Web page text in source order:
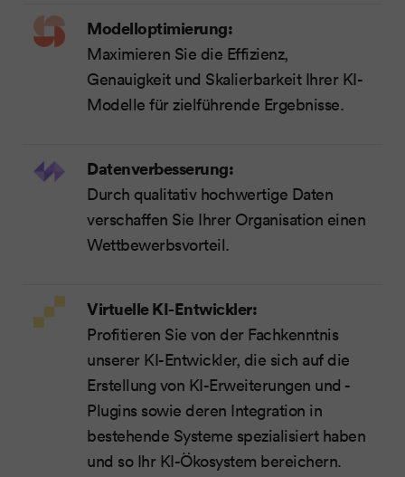
Modelloptimierung:
Maximieren Sie die Effizienz,
Genauigkeit und Skalierbarkeit Ihrer KI-
Modelle für zielführende Ergebnisse.
Datenverbesserung:
Durch qualitativ hochwertige Daten
verschaffen Sie Ihrer Organisation einen
Wettbewerbsvorteil.
Virtuelle KI-Entwickler:
Profitieren Sie von der Fachkenntnis
unserer KI-Entwickler, die sich auf die
Erstellung von KI-Erweiterungen und -
Plugins sowie deren Integration in
bestehende Systeme spezialisiert haben
und so Ihr KI-Ökosystem bereichern.